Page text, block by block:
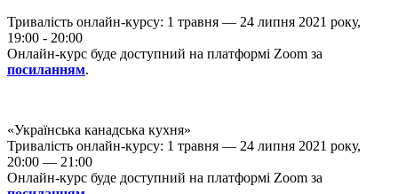
Тривалість онлайн-курсу: 1 травня — 24 липня 2021 року,
19:00 - 20:00
Онлайн-курс буде доступний на платформі Zoom за
посиланням.
«Українська канадська кухня»
Тривалість онлайн-курсу: 1 травня — 24 липня 2021 року,
20:00 — 21:00
Онлайн-курс буде доступний на платформі Zoom за